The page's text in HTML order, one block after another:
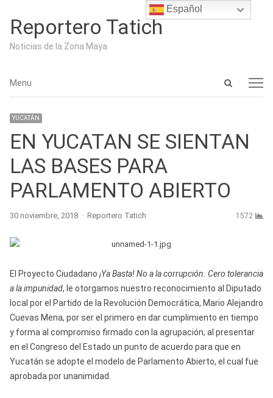
Reportero Tatich
Noticias de la Zona Maya
Open
Menu
Menu
YUCATÁN
EN YUCATAN SE SIENTAN
LAS BASES PARA
PARLAMENTO ABIERTO
30 noviembre, 2018 Author
Reportero Tatich 1572
El Proyecto Ciudadano ¡Ya Basta! No a la corrupción. Cero tolerancia
a la impunidad, le otorgamos nuestro reconocimiento al Diputado
local por el Partido de la Revolución Democrática, Mario Alejandro
Cuevas Mena, por ser el primero en dar cumplimiento en tiempo
y forma al compromiso firmado con la agrupación, al presentar
en el Congreso del Estado un punto de acuerdo para que en
Yucatán se adopte el modelo de Parlamento Abierto, el cual fue
aprobada por unanimidad.
Español